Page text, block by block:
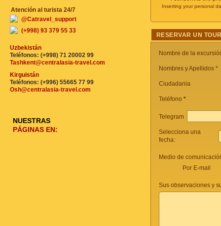
Inserting your personal
RESERVAR UN
Nombre de la
Nombres y Apellidos *
Ciudadania
Teléfono *
Telegram
Selecciona una
fecha:
Medio de
Por E-mail
Sus observaciones y
Atención al turista 24/7
@Catravel_support
(+998) 93 379 55 33
Uzbekistán
Teléfonos: (+998) 71 20002 99
Tashkent@centralasia-travel.com
Kirguistán
Teléfonos: (+996) 55665 77 99
Osh@centralasia-travel.com
NUESTRAS
PÁGINAS EN: